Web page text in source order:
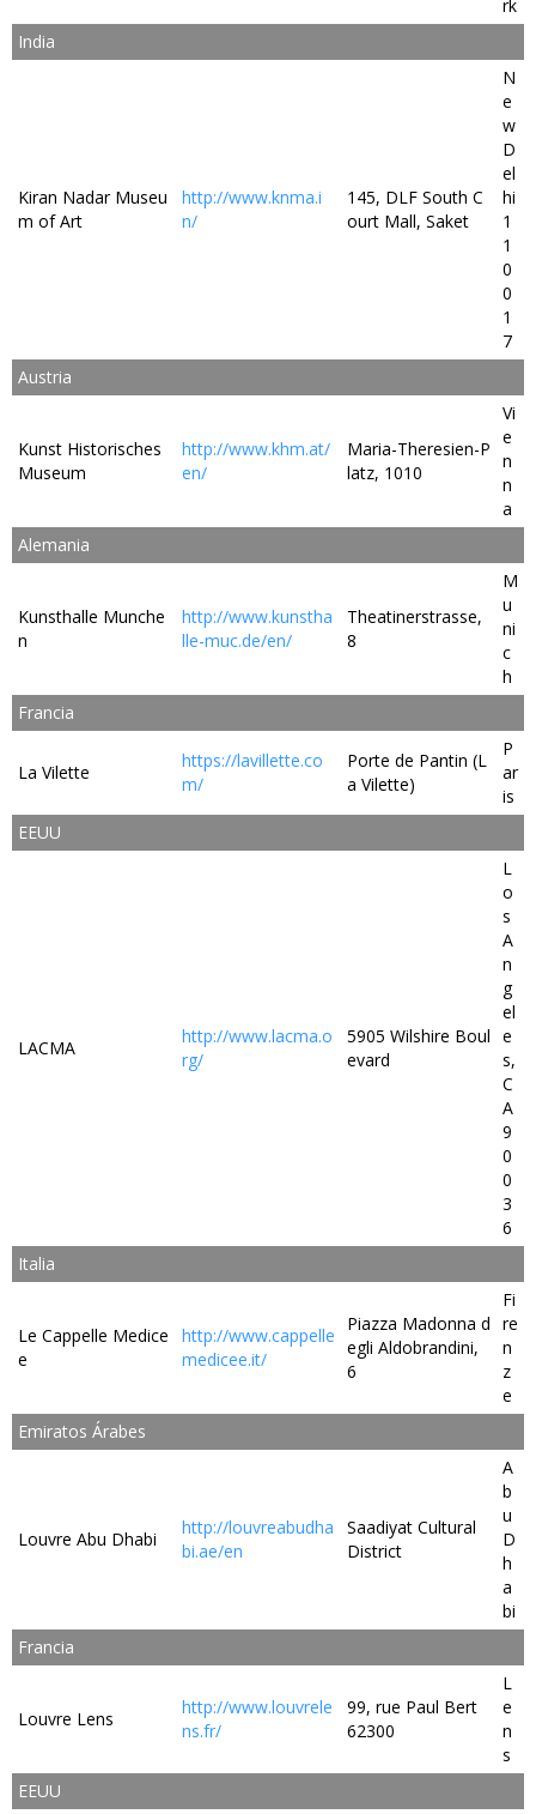
rk
India
Kiran Nadar Museu
m of Art
http://www.knma.i
n/
145, DLF South C
ourt Mall, Saket
N
e
w
D
el
hi
1
1
0
0
1
7
Austria
Kunst Historisches
Museum
http://www.khm.at/
en/
Maria-Theresien-P
latz, 1010
Vi
e
n
n
a
Alemania
Kunsthalle Munche
n
http://www.kunstha
lle-muc.de/en/
Theatinerstrasse,
8
M
u
ni
c
h
Francia
La Vilette
https://lavillette.co
m/
Porte de Pantin (L
a Vilette)
P
ar
is
EEUU
LACMA
http://www.lacma.o
rg/
5905 Wilshire Boul
evard
L
o
s
A
n
g
el
e
s,
C
A
9
0
0
3
6
Italia
Le Cappelle Medice
e
http://www.cappelle
medicee.it/
Piazza Madonna d
egli Aldobrandini,
6
Fi
re
n
z
e
Emiratos Árabes
Louvre Abu Dhabi
http://louvreabudha
bi.ae/en
Saadiyat Cultural
District
A
b
u
D
h
a
bi
Francia
Louvre Lens
http://www.louvrele
ns.fr/
99, rue Paul Bert
62300
L
e
n
s
EEUU